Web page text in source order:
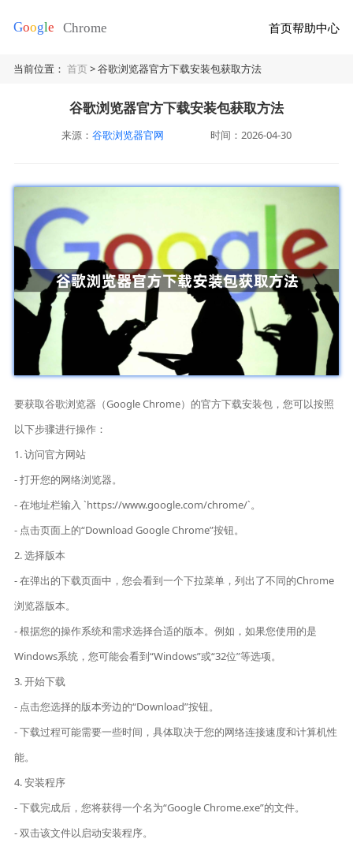
首页帮助中心
当前位置：首页> 谷歌浏览器官方下载安装包获取方法
谷歌浏览器官方下载安装包获取方法
来源： 谷歌浏览器官网 时间：2026-04-30
要获取谷歌浏览器（Google Chrome）的官方下载安装包，您可以按照
以下步骤进行操作：
1. 访问官方网站
- 打开您的网络浏览器。
- 在地址栏输入 `https://www.google.com/chrome/`。
- 点击页面上的“Download Google Chrome”按钮。
2. 选择版本
- 在弹出的下载页面中，您会看到一个下拉菜单，列出了不同的Chrome
浏览器版本。
- 根据您的操作系统和需求选择合适的版本。例如，如果您使用的是
Windows系统，您可能会看到“Windows”或“32位”等选项。
3. 开始下载
- 点击您选择的版本旁边的“Download”按钮。
- 下载过程可能需要一些时间，具体取决于您的网络连接速度和计算机性
能。
4. 安装程序
- 下载完成后，您将获得一个名为“Google Chrome.exe”的文件。
- 双击该文件以启动安装程序。